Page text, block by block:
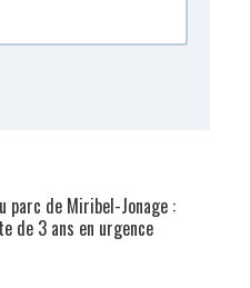
parc de Miribel-Jonage :
de 3 ans en urgence